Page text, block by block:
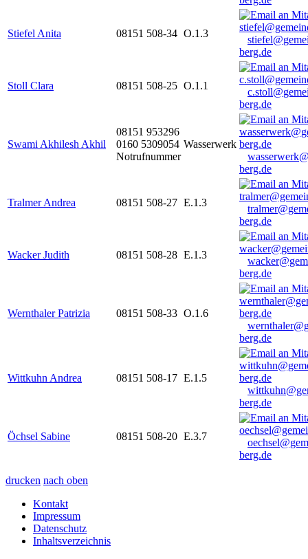
Stiefel Anita 08151 508-34 O.1.3
berg.de
Stoll Clara 08151 508-25 O.1.1
berg.de
Swami Akhilesh Akhil
08151 953296
0160 5309054
Notrufnummer
Wasserwerk
berg.de
Tralmer Andrea 08151 508-27 E.1.3
berg.de
Wacker Judith 08151 508-28 E.1.3
berg.de
Wernthaler Patrizia 08151 508-33 O.1.6
berg.de
Wittkuhn Andrea 08151 508-17 E.1.5
berg.de
Öchsel Sabine 08151 508-20 E.3.7
berg.de
drucken nach oben
Kontakt
Impressum
Datenschutz
Inhaltsverzeichnis